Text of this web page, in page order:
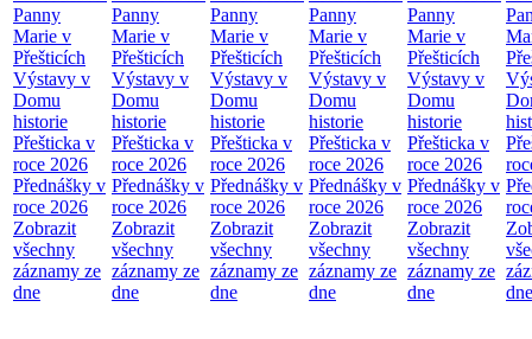
Panny
Marie v
Přešticích
Výstavy v
Domu
historie
Přešticka v
roce 2026
Přednášky v
roce 2026
Zobrazit
všechny
záznamy ze
dne
Panny
Marie v
Přešticích
Výstavy v
Domu
historie
Přešticka v
roce 2026
Přednášky v
roce 2026
Zobrazit
všechny
záznamy ze
dne
Panny
Marie v
Přešticích
Výstavy v
Domu
historie
Přešticka v
roce 2026
Přednášky v
roce 2026
Zobrazit
všechny
záznamy ze
dne
Panny
Marie v
Přešticích
Výstavy v
Domu
historie
Přešticka v
roce 2026
Přednášky v
roce 2026
Zobrazit
všechny
záznamy ze
dne
Panny
Marie v
Přešticích
Výstavy v
Domu
historie
Přešticka v
roce 2026
Přednášky v
roce 2026
Zobrazit
všechny
záznamy ze
dne
dne